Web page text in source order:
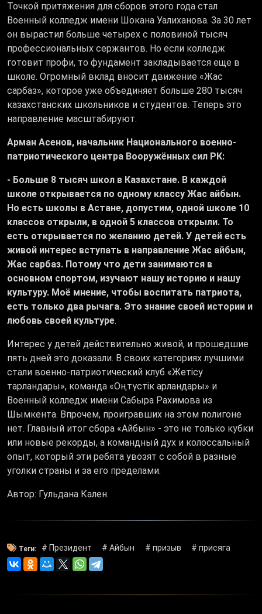
Точкой притяжения для сборов этого года стал
Военный колледж имени Шокана Уалиханова. За 30 лет
он вырастил больше четырех с половиной тысяч
профессиональных сержантов. Но если колледж
готовит профи, то фундамент закладывается еще в
школе. Огромный вклад вносит движение «Жас
сарбаз», которое уже объединяет больше 280 тысяч
казахстанских школьников и студентов. Теперь это
направление масштабируют.
Арман Асенов, начальник Национального военно-
патриотического центра Вооружённых сил РК:
- Больше 8 тысяч школ в Казахстане. В каждой
школе открывается по одному классу Жас айбын.
Но есть школы в Астане, допустим, одной школе 10
классов открыли, в одной 5 классов открыли. То
есть открывается по желанию детей. У детей есть
живой интерес вступать в направление Жас айбын,
Жас сарбаз. Потому что дети занимаются в
основном спортом, изучают нашу историю и нашу
культуру. Моё мнение, чтобы воспитать патриота,
есть только два рычага. Это знание своей истории и
любовь своей культуре.
Интерес у детей действительно живой, и прошедшие
пять дней это доказали. В своих категориях лучшими
стали военно-патриотический клуб «Жетісу
тарландары», команда «Оңтүстік арландары» и
Военный колледж имени Сабыра Рахимова из
Шымкента. Впрочем, проигравших на этом полигоне
нет. Главный итог сбора «Айбын» - это не только кубки
или новые рекорды, а командный дух и колоссальный
опыт, который эти ребята увозят с собой в разные
уголки страны и за его пределами.
Автор: Гульдана Кален.
Теги: # Президент # Айбын # призыв # присяга